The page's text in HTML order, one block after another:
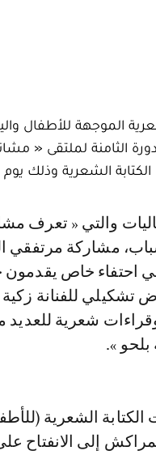
الموجهة للأطفال
الثامنة لملتقى «
الشعرية وذلك يوم الجمعة 11
مشاركة مرتفقي
احتفاء خاص يقدمون
تشكيلي للفنانة
شعرية للعديد
بلحو ».
الكتابة الشعرية
إلى الانفتاح